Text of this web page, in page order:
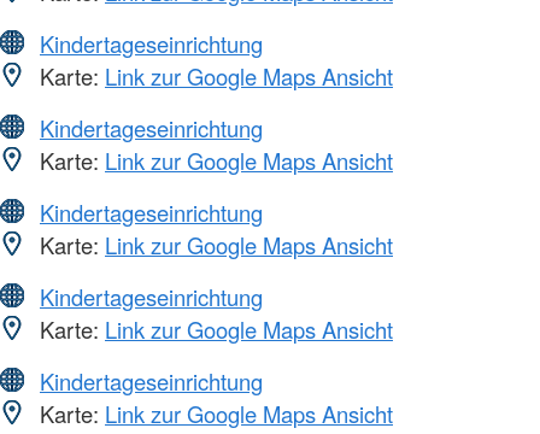
Kindertageseinrichtung
Karte: Link zur Google Maps Ansicht
Kindertageseinrichtung
Karte: Link zur Google Maps Ansicht
Kindertageseinrichtung
Karte: Link zur Google Maps Ansicht
Kindertageseinrichtung
Karte: Link zur Google Maps Ansicht
Kindertageseinrichtung
Karte: Link zur Google Maps Ansicht